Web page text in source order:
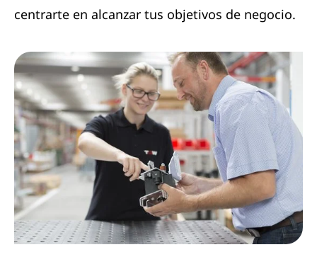
centrarte en alcanzar tus objetivos de negocio.